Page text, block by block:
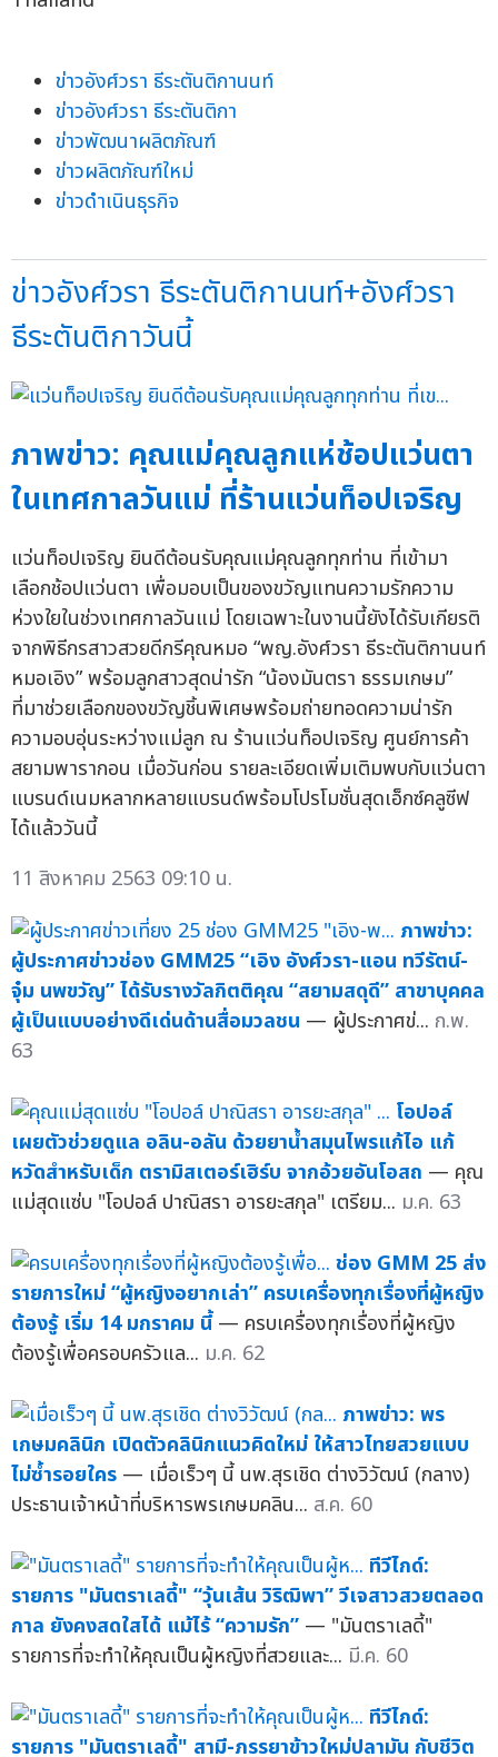
ข่าวอังศ์วรา ธีระตันติกานนท์
ข่าวอังศ์วรา ธีระตันติกา
ข่าวพัฒนาผลิตภัณฑ์
ข่าวผลิตภัณฑ์ใหม่
ข่าวดำเนินธุรกิจ
ข่าวอังศ์วรา ธีระตันติกานนท์+อังศ์วรา
ธีระตันติกาวันนี้
ภาพข่าว: คุณแม่คุณลูกแห่ช้อปแว่นตา
ในเทศกาลวันแม่ ที่ร้านแว่นท็อปเจริญ
แว่นท็อปเจริญ ยินดีต้อนรับคุณแม่คุณลูกทุกท่าน ที่เข้ามา
เลือกช้อปแว่นตา เพื่อมอบเป็นของขวัญแทนความรักความ
ห่วงใยในช่วงเทศกาลวันแม่ โดยเฉพาะในงานนี้ยังได้รับเกียรติ
จากพิธีกรสาวสวยดีกรีคุณหมอ “พญ.อังศ์วรา ธีระตันติกานนท์
หมอเอิง” พร้อมลูกสาวสุดน่ารัก “น้องมันตรา ธรรมเกษม”
ที่มาช่วยเลือกของขวัญชิ้นพิเศษพร้อมถ่ายทอดความน่ารัก
ความอบอุ่นระหว่างแม่ลูก ณ ร้านแว่นท็อปเจริญ ศูนย์การค้า
สยามพารากอน เมื่อวันก่อน รายละเอียดเพิ่มเติมพบกับแว่นตา
แบรนด์เนมหลากหลายแบรนด์พร้อมโปรโมชั่นสุดเอ็กซ์คลูซีฟ
ได้แล้ววันนี้
11 สิงหาคม 2563 09:10 น.
ภาพข่าว:
ผู้ประกาศข่าวช่อง GMM25 “เอิง อังศ์วรา-แอน ทวีรัตน์-
จุ๋ม นพขวัญ” ได้รับรางวัลกิตติคุณ “สยามสดุดี” สาขาบุคคล
ผู้เป็นแบบอย่างดีเด่นด้านสื่อมวลชน — ผู้ประกาศข่... ก.พ.
63
โอปอล์
เผยตัวช่วยดูแล อลิน-อลัน ด้วยยาน้ำสมุนไพรแก้ไอ แก้
หวัดสำหรับเด็ก ตรามิสเตอร์เฮิร์บ จากอ้วยอันโอสถ — คุณ
แม่สุดแซ่บ "โอปอล์ ปาณิสรา อารยะสกุล" เตรียม... ม.ค. 63
ช่อง GMM 25 ส่ง
รายการใหม่ “ผู้หญิงอยากเล่า” ครบเครื่องทุกเรื่องที่ผู้หญิง
ต้องรู้ เริ่ม 14 มกราคม นี้ — ครบเครื่องทุกเรื่องที่ผู้หญิง
ต้องรู้เพื่อครอบครัวแล... ม.ค. 62
ภาพข่าว: พร
เกษมคลินิก เปิดตัวคลินิกแนวคิดใหม่ ให้สาวไทยสวยแบบ
ไม่ซ้ำรอยใคร — เมื่อเร็วๆ นี้ นพ.สุรเชิด ต่างวิวัฒน์ (กลาง)
ประธานเจ้าหน้าที่บริหารพรเกษมคลิน... ส.ค. 60
ทีวีไกด์:
รายการ "มันตราเลดี้" “วุ้นเส้น วิริฒิพา” วีเจสาวสวยตลอด
กาล ยังคงสดใสได้ แม้ไร้ “ความรัก” — "มันตราเลดี้"
รายการที่จะทำให้คุณเป็นผู้หญิงที่สวยและ... มี.ค. 60
ทีวีไกด์:
รายการ "มันตราเลดี้" สามี-ภรรยาข้าวใหม่ปลามัน กับชีวิต